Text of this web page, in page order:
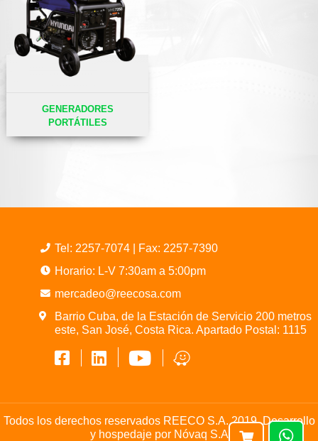
GENERADORES
PORTÁTILES
Tel: 2257-7074
| Fax: 2257-7390
Horario: L-V 7:30am a 5:00pm
mercadeo@reecosa.com
Barrio Cuba, de la Estación de Servicio 200 metros
este, San José, Costa Rica. Apartado Postal: 1115
Todos los derechos reservados REECO S.A. 2019. Desarrollo
y hospedaje por Nóvaq S.A